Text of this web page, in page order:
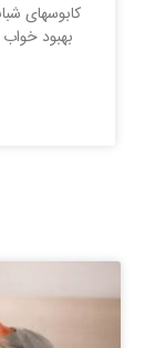
کابوسهای
بهبود